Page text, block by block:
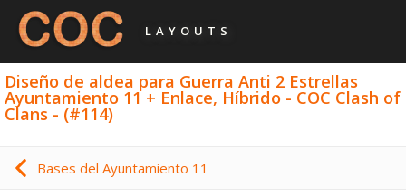
LAYOUTS
Diseño de aldea para Guerra Anti 2 Estrellas
Ayuntamiento 11 + Enlace, Híbrido - COC Clash of
Clans - (#114)
Bases del Ayuntamiento 11